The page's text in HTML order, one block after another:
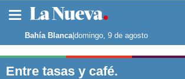
Noticias
La ciudad
Punta Alta
Bahía Blanca|domingo, 9 de agosto
Entre tasas y café.